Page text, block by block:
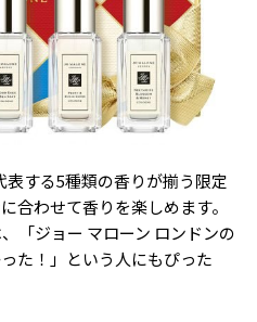
表する5種類の香りが揃う限定
合わせて香りを楽しめます。
「ジョー マローン ロンドンの
た！」という人にもぴった